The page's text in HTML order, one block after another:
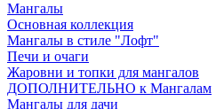
Мангалы
Основная коллекция
Мангалы в стиле "Лофт"
Печи и очаги
Жаровни и топки для мангалов
ДОПОЛНИТЕЛЬНО к Мангалам
Мангалы для дачи